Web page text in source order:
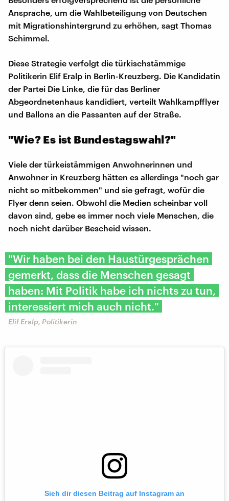
Ansprache, um die Wahlbeteiligung von Deutschen
mit Migrationshintergrund zu erhöhen, sagt Thomas
Schimmel.
Diese Strategie verfolgt die türkischstämmige
Politikerin Elif Eralp in Berlin-Kreuzberg. Die Kandidatin
der Partei Die Linke, die für das Berliner
Abgeordnetenhaus kandidiert, verteilt Wahlkampfflyer
und Ballons an die Passanten auf der Straße.
"Wie? Es ist Bundestagswahl?"
Viele der türkeistämmigen Anwohnerinnen und
Anwohner in Kreuzberg hätten es allerdings "noch gar
nicht so mitbekommen" und sie gefragt, wofür die
Flyer denn seien. Obwohl die Medien scheinbar voll
davon sind, gebe es immer noch viele Menschen, die
noch nicht darüber Bescheid wissen.
"Wir haben bei den Haustürgesprächen
gemerkt, dass die Menschen gesagt
haben: Mit Politik habe ich nichts zu tun,
interessiert mich auch nicht."
Elif Eralp, Politikerin
Sieh dir diesen Beitrag auf Instagram an